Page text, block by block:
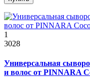
1
3028
Универсальная
и волос от PINNARA